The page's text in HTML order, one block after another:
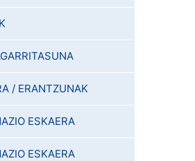
/ ERANTZUNAK
ESKAERA
ESKAERA